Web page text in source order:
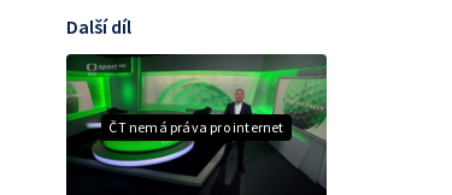
ČT nemá práva pro internet
Další díl